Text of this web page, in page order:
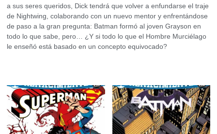
a sus seres queridos, Dick tendrá que volver a enfundarse el traje
de Nightwing, colaborando con un nuevo mentor y enfrentándose
de paso a la gran pregunta: Batman formó al joven Grayson en
todo lo que sabe, pero… ¿Y si todo lo que el Hombre Murciélago
le enseñó está basado en un concepto equivocado?